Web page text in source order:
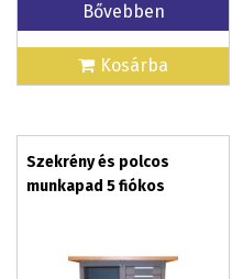
Bővebben
Kosárba
Szekrény és polcos
munkapad 5 fiókos